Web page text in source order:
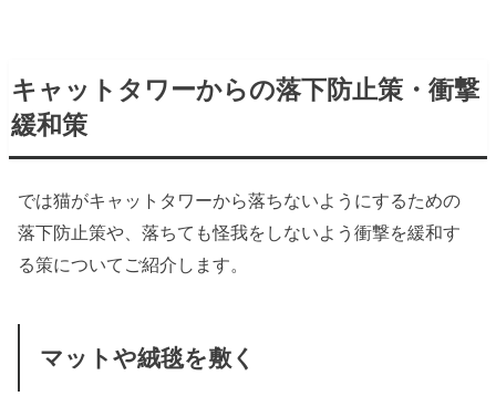
キャットタワーからの落下防止策・衝撃
緩和策
では猫がキャットタワーから落ちないようにするための
落下防止策や、落ちても怪我をしないよう衝撃を緩和す
る策についてご紹介します。
マットや絨毯を敷く